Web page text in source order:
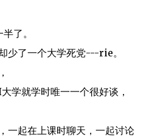
了。
少了一个大学死党---rie。
学就学时唯一一个很好谈，
一起在上课时聊天，一起讨论